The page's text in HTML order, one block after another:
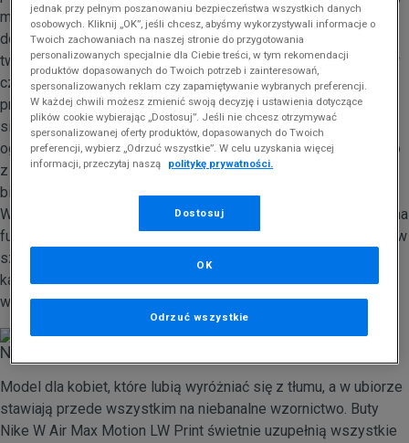
materiałów tekstylnych. Dopracowana w każdy calu sylwetka
dobrze dopasowuje się do stopy, a wykorzystane w projekcie
tworzywa oferują maksimum wentylacji, która jest niezbędna w
czasie cieplejszych dni. Podeszwa środkowa to stosowana
przez wielu producentów sportowego obuwia pianka EVA o
silnych właściwościach amortyzujących, co przekłada się na
ogólny komfort użytkowania. Podeszwę zewnętrzną wykonano
z wysokiej jakości gumy, a profesjonalnie zaprojektowany
bieżnik gwarantuje najlepszą przyczepność do podłoża. Nike
WMNS MD Runner 2 to produkt ciekawy nie tylko ze względu na
funkcjonalność, ale również z uwagi design. Buty dostępne są w
szerokiej gamie wariantów kolorystycznych, dzięki czemu
każda przedstawicielka płci pięknej może uzupełnić swoją
wiosenną garderobę o model w ulubionym kolorze.
Nike W Air Max Motion LW Print
Model dla kobiet, które lubią wyróżniać się z tłumu, a w ubiorze
stawiają przede wszystkim na niebanalne wzornictwo. Buty
Nike W Air Max Motion LW Print świetnie uzupełnią wszystkie
jednak przy pełnym poszanowaniu bezpieczeństwa wszystkich danych
osobowych. Kliknij „OK”, jeśli chcesz, abyśmy wykorzystywali informacje o
Twoich zachowaniach na naszej stronie do przygotowania
personalizowanych specjalnie dla Ciebie treści, w tym rekomendacji
produktów dopasowanych do Twoich potrzeb i zainteresowań,
spersonalizowanych reklam czy zapamiętywanie wybranych preferencji.
W każdej chwili możesz zmienić swoją decyzję i ustawienia dotyczące
plików cookie wybierając „Dostosuj”. Jeśli nie chcesz otrzymywać
spersonalizowanej oferty produktów, dopasowanych do Twoich
preferencji, wybierz „Odrzuć wszystkie”. W celu uzyskania więcej
informacji, przeczytaj naszą
politykę prywatności.
Dostosuj
Odrzuć wszystkie
OK